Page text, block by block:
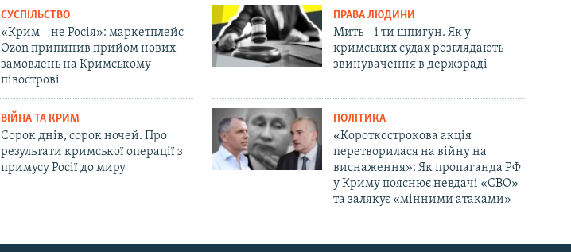
СУСПІЛЬСТВО
«Крим – не Росія»: маркетплейс
Ozon припинив прийом нових
замовлень на Кримському
півострові
ПРАВА ЛЮДИНИ
Мить – і ти шпигун. Як у
кримських судах розглядають
звинувачення в держзраді
ВІЙНА ТА КРИМ
Сорок днів, сорок ночей. Про
результати кримської операції з
примусу Росії до миру
ПОЛІТИКА
«Короткострокова акція
перетворилася на війну на
виснаження»: Як пропаганда РФ
у Криму пояснює невдачі «СВО»
та залякує «мінними атаками»